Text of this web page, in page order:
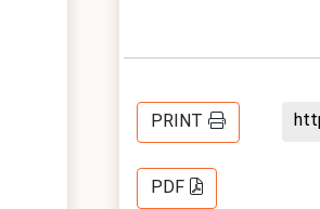
PRINT
PDF